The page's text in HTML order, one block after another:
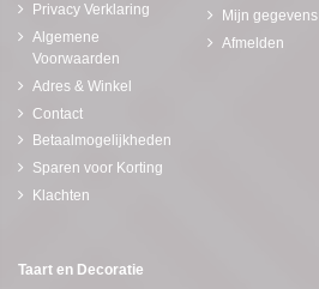
Privacy Verklaring
Algemene
Voorwaarden
Adres & Winkel
Contact
Betaalmogelijkheden
Sparen voor Korting
Klachten
Mijn gegevens
Afmelden
Taart en Decoratie